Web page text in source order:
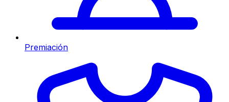
Premiación